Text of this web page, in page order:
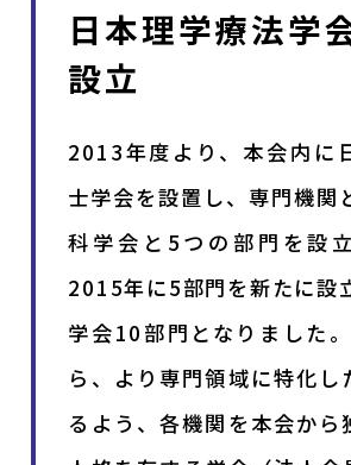
日本理学療法学
設立
2013年度より、本会内に
士学会を設置し、専門機関
科学会と5つの部門を設
2015年に5部門を新たに設
学会10部門となりました
ら、より専門領域に特化し
るよう、各機関を本会から